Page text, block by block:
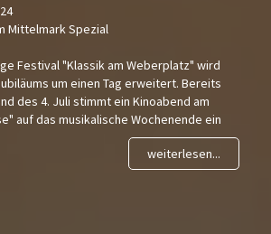
Mittelmark Spezial
Festival "Klassik am Weberplatz" wird
um einen Tag erweitert. Bereits
des 4. Juli stimmt ein Kinoabend am
auf das musikalische Wochenende ein
weiterlesen...